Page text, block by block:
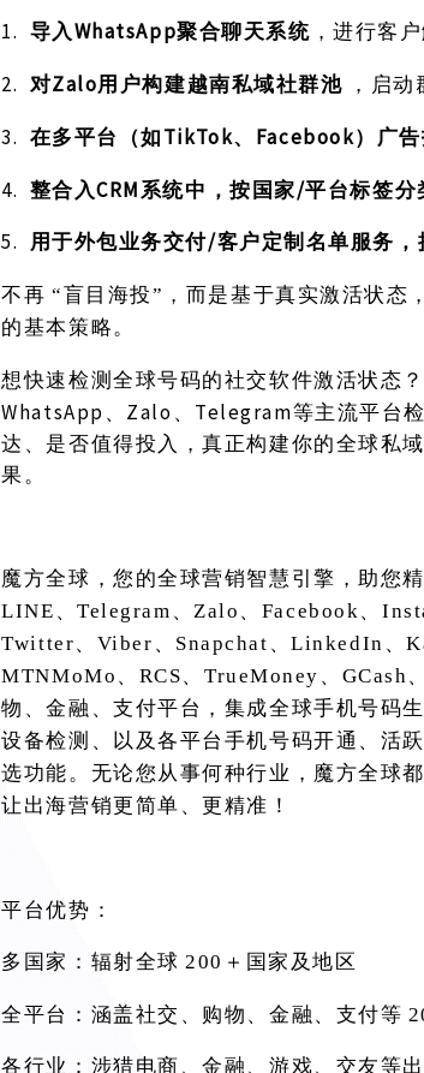
1.
导入WhatsApp聚合聊天系统 ，进行客
2.
对Zalo用户构建越南私域社群池 ，启动
3.
在多平台（如 TikTok、Facebook）广
4.
整合入CRM系统中，按国家/平台标签分
5.
用于外包业务交付/客户定制名单服务，
不再 “盲目海投”，而是基于真实激活状态
的基本策略。
想快速检测全球号码的社交软件激活状态
WhatsApp、Zalo、Telegram等主流平台
达、是否值得投入，真正构建你的全球私
果。
魔方全球，您的全球营销智慧引擎，助您
LINE、Telegram、Zalo、Facebook、
Twitter、Viber、Snapchat、LinkedIn、
MTNMoMo、RCS、TrueMoney、GCash
物、金融、支付平台，集成全球手机号码
设备检测、以及各平台手机号码开通、活
选功能。无论您从事何种行业，魔方全球
让出海营销更简单、更精准！
平台优势：
多国家：辐射全球 200＋国家及地区
全平台：涵盖社交、购物、金融、支付等
各行业：涉猎电商、金融、游戏、交友等